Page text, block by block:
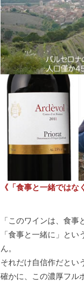
《「食事と一緒ではな
「このワインは、食
「食事と一緒に」と
ん。
それだけ自信作だとい
確かに、この濃厚フル